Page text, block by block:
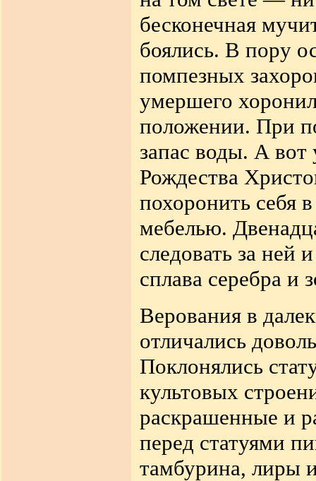
бесконечная
боялись. В пору
помпезных
умершего
положении. При
запас воды. А вот
Рождества
похоронить себя
мебелью.
следовать за ней
сплава серебра и
Верования в
отличались
Поклонялись
культовых
раскрашенные и
перед статуями
тамбурина, лиры